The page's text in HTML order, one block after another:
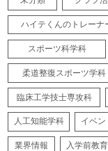
ハイテくんのトレーナ
スポーツ科学科
柔道整復スポーツ学科
臨床工学技士専攻科
人工知能学科 イベン
業界情報 入学前教育